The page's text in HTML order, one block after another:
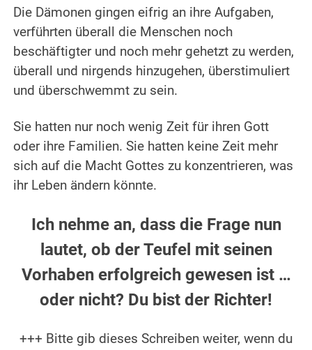
Die Dämonen gingen eifrig an ihre Aufgaben,
verführten überall die Menschen noch
beschäftigter und noch mehr gehetzt zu werden,
überall und nirgends hinzugehen, überstimuliert
und überschwemmt zu sein.
Sie hatten nur noch wenig Zeit für ihren Gott
oder ihre Familien.Sie hatten keine Zeit mehr
sich auf die Macht Gottes zu konzentrieren, was
ihr Leben ändern könnte.
Ich nehme an, dass die Frage nun
lautet, ob der Teufel mit seinen
Vorhaben erfolgreich gewesen ist …
oder nicht? Du bist der Richter!
+++ Bitte gib dieses Schreiben weiter, wenn du